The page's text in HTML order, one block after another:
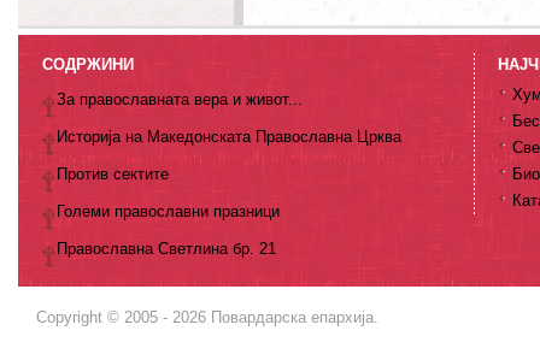
СОДРЖИНИ
За православната вера и живот...
Историја на Македонската Православна Црква
Против сектите
Големи православни празници
Православна Светлина бр. 21
Copyright © 2005 - 2026 Повардарска епархија.